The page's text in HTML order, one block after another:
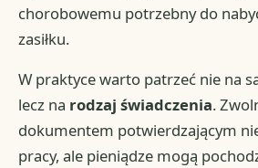
chorobowemu potrzebny do
zasiłku.
W praktyce warto patrzeć nie na
lecz na rodzaj świadczenia.
dokumentem potwierdzającym
pracy, ale pieniądze mogą